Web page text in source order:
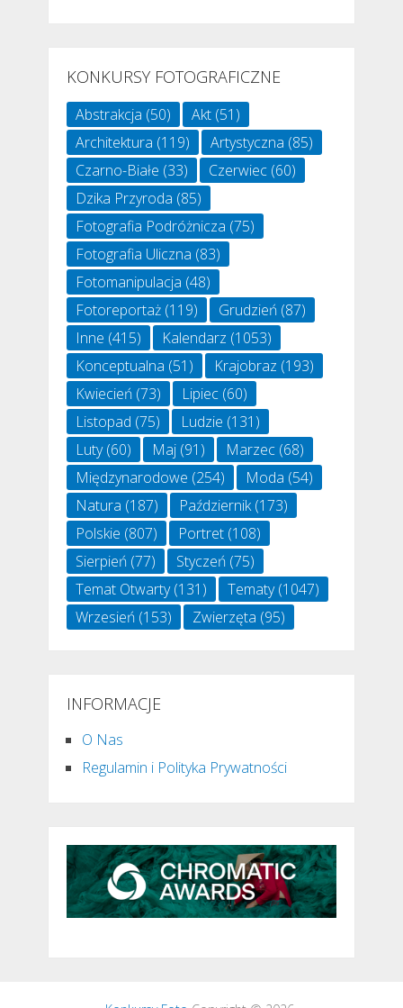
KONKURSY FOTOGRAFICZNE
Abstrakcja (50) Akt(51)
Architektura (119) Artystyczna (85)
Czarno-Białe (33) Czerwiec(60)
Dzika Przyroda (85)
Fotografia Podróżnicza (75)
Fotografia Uliczna (83)
Fotomanipulacja (48)
Fotoreportaż(119) Grudzień(87)
Inne (415) Kalendarz (1053)
Konceptualna (51) Krajobraz (193)
Kwiecień(73) Lipiec(60)
Listopad (75) Ludzie (131)
Luty(60) Maj(91) Marzec(68)
Międzynarodowe (254) Moda (54)
Natura (187) Październik(173)
Polskie (807) Portret(108)
Sierpień(77) Styczeń(75)
Temat Otwarty(131) Tematy(1047)
Wrzesień(153) Zwierzęta (95)
INFORMACJE
O Nas
Regulamin i Polityka Prywatności